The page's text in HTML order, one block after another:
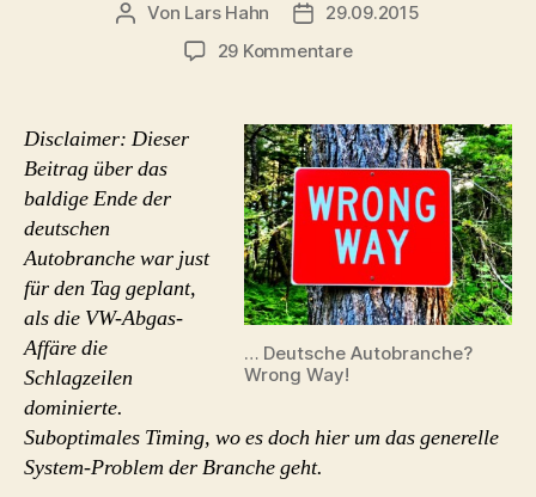
Beitragsautor
Von Lars Hahn Beitragsdatum
29.09.2015
29 Kommentarezu
Arbeitsplatz
Autobranche?
In
Zukunft
Geschichte.
… Deutsche Autobranche?
Wrong Way!
Disclaimer: Dieser
Beitrag über das
baldige Ende der
deutschen
Autobranche war just
für den Tag geplant,
als die VW-Abgas-
Affäre die
Schlagzeilen
dominierte.
Suboptimales Timing, wo es doch hier um das generelle
System-Problem der Branche geht.